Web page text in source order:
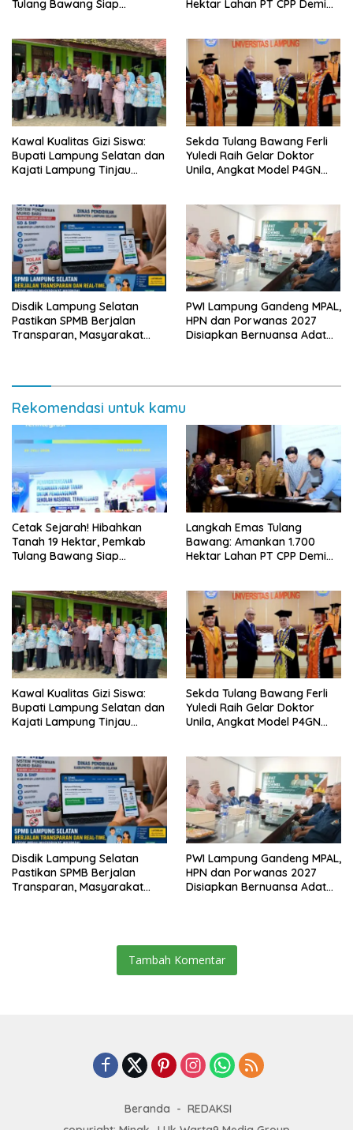
Tulang Bawang Siap
Lampung
Hektar Lahan PT CPP Demi
Kawal Kualitas Gizi Siswa:
Bupati Lampung Selatan dan
Kajati Lampung Tinjau
Sekda Tulang Bawang Ferli
Yuledi Raih Gelar Doktor
Unila, Angkat Model P4GN
Disdik Lampung Selatan
Pastikan SPMB Berjalan
Transparan, Masyarakat
PWI Lampung Gandeng MPAL,
HPN dan Porwanas 2027
Disiapkan Bernuansa Adat
Rekomendasi untuk kamu
Cetak Sejarah! Hibahkan
Tanah 19 Hektar, Pemkab
Tulang Bawang Siap
Lampung
Langkah Emas Tulang
Bawang: Amankan 1.700
Hektar Lahan PT CPP Demi
Kawal Kualitas Gizi Siswa:
Bupati Lampung Selatan dan
Kajati Lampung Tinjau
Sekda Tulang Bawang Ferli
Yuledi Raih Gelar Doktor
Unila, Angkat Model P4GN
Disdik Lampung Selatan
Pastikan SPMB Berjalan
Transparan, Masyarakat
PWI Lampung Gandeng MPAL,
HPN dan Porwanas 2027
Disiapkan Bernuansa Adat
Tambah Komentar
Beranda
REDAKSI